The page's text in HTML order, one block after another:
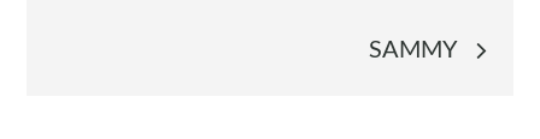
SAMMY